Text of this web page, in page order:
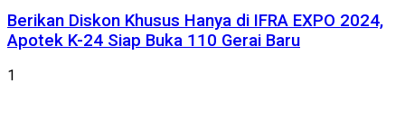
Berikan Diskon Khusus Hanya di IFRA EXPO 2024,
Apotek K-24 Siap Buka 110 Gerai Baru
1